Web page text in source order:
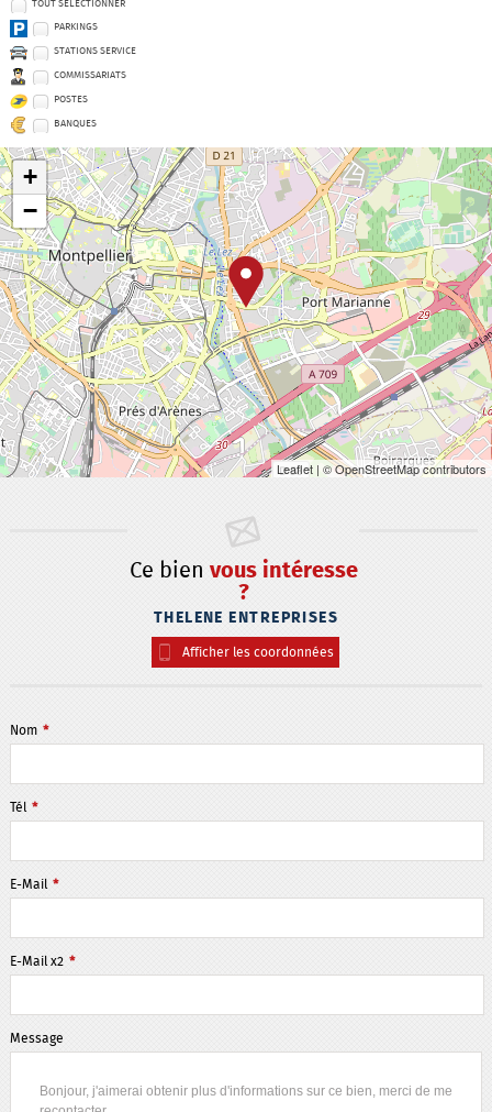
TOUT SÉLECTIONNER
PARKINGS
STATIONS SERVICE
COMMISSARIATS
POSTES
BANQUES
+
−
Leaflet | © OpenStreetMap contributors
Ce bien vous intéresse
?
THELENE ENTREPRISES
Afficher les coordonnées
Nom *
Tél *
E-Mail *
E-Mail x2 *
Message